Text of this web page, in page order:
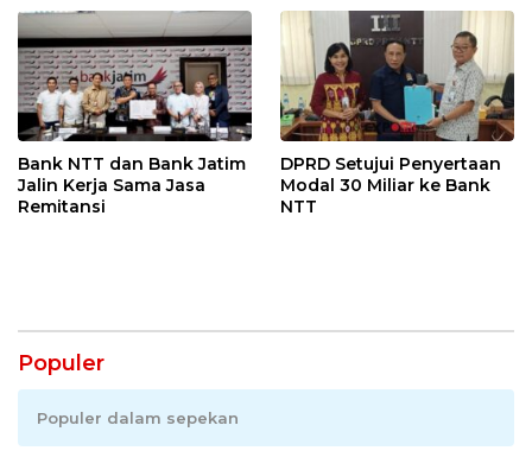
Bank NTT dan Bank Jatim
Jalin Kerja Sama Jasa
Remitansi
DPRD Setujui Penyertaan
Modal 30 Miliar ke Bank
NTT
Populer
Populer dalam sepekan